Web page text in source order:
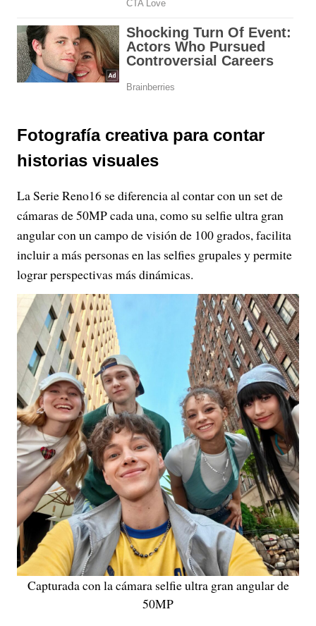
Fotografía creativa para contar
historias visuales
La Serie Reno16 se diferencia al contar con un set de
cámaras de 50MP cada una, como su selfie ultra gran
angular con un campo de visión de 100 grados, facilita
incluir a más personas en las selfies grupales y permite
lograr perspectivas más dinámicas.
Capturada con la cámara selfie ultra gran angular de
50MP